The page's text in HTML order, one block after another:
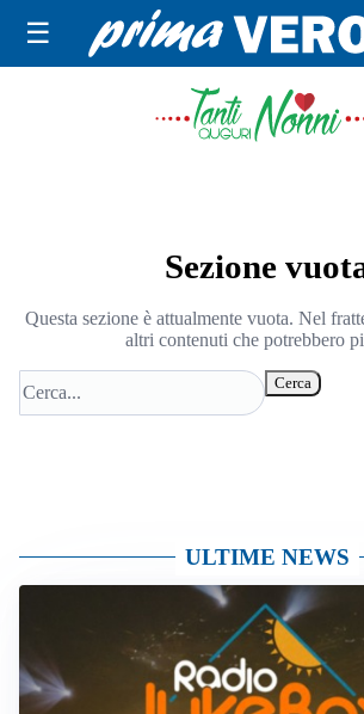
☰
Sezione
Questa sezione è attualmente vuota. Nel
altri contenuti che potrebbero
Cerca
ULTIME NEWS